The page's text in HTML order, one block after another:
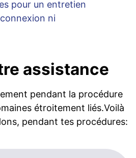
pour un entretien
ni
assistance
pendant la procédure
étroitement liés.Voilà
pendant tes procédures: